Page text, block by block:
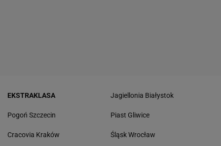
EKSTRAKLASA
Pogoń Szczecin
Cracovia Kraków
Jagiellonia Białystok
Piast Gliwice
Śląsk Wrocław